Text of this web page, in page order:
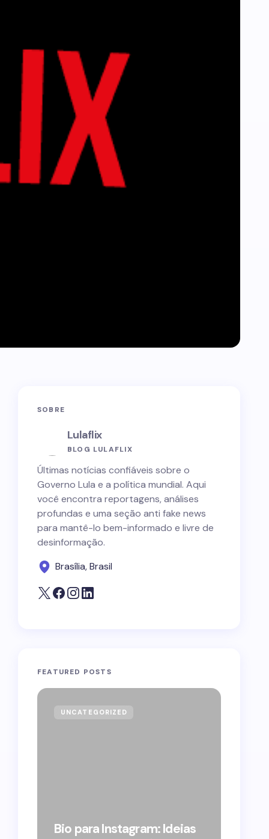
SOBRE
Lulaflix
BLOG LULAFLIX
Últimas notícias confiáveis sobre o
Governo Lula e a política mundial. Aqui
você encontra reportagens, análises
profundas e uma seção anti fake news
para mantê-lo bem-informado e livre de
desinformação.
Brasília, Brasil
FEATURED POSTS
UNCATEGORIZED
Bio para Instagram: Ideias